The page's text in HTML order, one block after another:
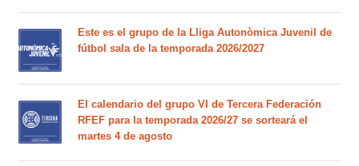
Este es el grupo de la Lliga Autonòmica Juvenil de
fútbol sala de la temporada 2026/2027
El calendario del grupo VI de Tercera Federación
RFEF para la temporada 2026/27 se sorteará el
martes 4 de agosto